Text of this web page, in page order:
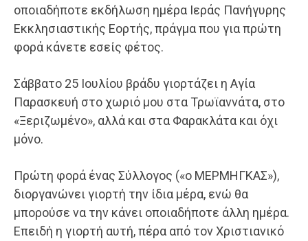
οποιαδήποτε εκδήλωση ημέρα Ιεράς Πανήγυρης
Εκκλησιαστικής Εορτής, πράγμα που για πρώτη
φορά κάνετε εσείς φέτος.
Σάββατο 25 Ιουλίου βράδυ γιορτάζει η Αγία
Παρασκευή στο χωριό μου στα Τρωϊαννάτα, στο
«Ξεριζωμένο», αλλά και στα Φαρακλάτα και όχι
μόνο.
Πρώτη φορά ένας Σύλλογος («ο ΜΕΡΜΗΓΚΑΣ»),
διοργανώνει γιορτή την ίδια μέρα, ενώ θα
μπορούσε να την κάνει οποιαδήποτε άλλη ημέρα.
Επειδή η γιορτή αυτή, πέρα από τον Χριστιανικό